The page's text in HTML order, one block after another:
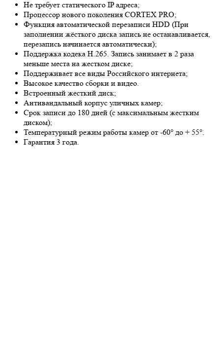
Не требует статического IP адреса;
Процессор нового поколения CORTEX PRO;
Функция автоматической перезаписи HDD (При
заполнении жёсткого диска запись не останавливается,
перезапись начинается автоматически);
Поддержка кодека H.265. Запись занимает в 2 раза
меньше места на жестком диске;
Поддерживает все виды Российского интернета;
Высокое качество сборки и видео.
Встроенный жесткий диск;
Антивандальный корпус уличных камер;
Срок записи до 180 дней (с максимальным жестким
диском);
Температурный режим работы камер от -60° до + 55°.
Гарантия 3 года.